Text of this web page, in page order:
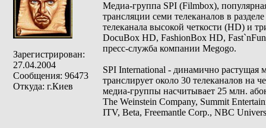
Зарегистрирован:
27.04.2004
Сообщения: 96473
Откуда: г.Киев
Медиа-группа SPI (Filmbox),
трансляции семи телеканалов в
телеканала высокой четкости (HD) и
DocuBox HD, FashionBox HD,
пресс-служба компании Megogo.
SPI International - динамично растущая
транслирует около 30 телеканалов на
медиа-группы насчитывает 25 млн.
The Weinstein Company, Summit
ITV, Beta, Freemantle Corp., NBC